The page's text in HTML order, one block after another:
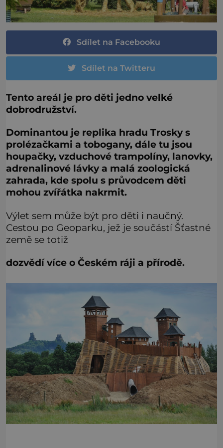
Sdílet na Facebooku
Sdílet na Twitteru
Tento areál je pro děti jedno velké
dobrodružství.
Dominantou je replika hradu Trosky s
prolézačkami a tobogany, dále tu jsou
houpačky, vzduchové trampolíny, lanovky,
adrenalinové lávkya malá zoologická
zahrada, kde spolu s průvodcem děti
mohou zvířátka nakrmit.
Výlet sem může být pro děti i naučný.
Cestou po Geoparku, jež je součástí Šťastné
země se totiž
dozvědí více o Českém ráji a přírodě.